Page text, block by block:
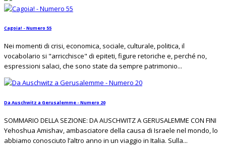
Cagoia! - Numero 55
Nei momenti di crisi, economica, sociale, culturale, politica, il
vocabolario si "arricchisce" di epiteti, figure retoriche e, perché no,
espressioni salaci, che sono state da sempre patrimonio...
Da Auschwitz a Gerusalemme - Numero 20
SOMMARIO DELLA SEZIONE: DA AUSCHWITZ A GERUSALEMME CON FINI
Yehoshua Amishav, ambasciatore della causa di Israele nel mondo, lo
abbiamo conosciuto l’altro anno in un viaggio in Italia. Sulla...